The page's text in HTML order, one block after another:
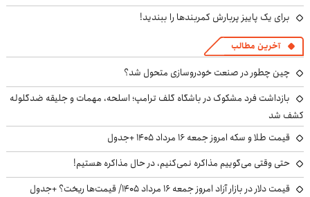
برای یک پاییز پربارش کمربندها را ببندید!
آخرین مطالب
چین چطور در صنعت خودروسازی متحول شد؟
بازداشت فرد مشکوک در باشگاه گلف ترامپ؛ اسلحه، مهمات و جلیقه ضدگلوله
کشف شد
قیمت طلا و سکه امروز جمعه ۱۶ مرداد ۱۴۰۵ +جدول
حتی وقتی می‌گوییم مذاکره نمی‌کنیم، در حال مذاکره هستیم!
قیمت دلار در بازار آزاد امروز جمعه ۱۶ مرداد ۱۴۰۵/ قیمت‌ها ریخت؟ +جدول